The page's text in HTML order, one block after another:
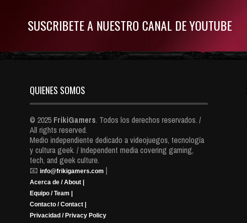
SUSCRIBETE A NUESTRO CANAL DE YOUTUBE
QUIENES SOMOS
© 2025 FrikiGamers. Todos los derechos reservados. /
All rights reserved.
Medio independiente dedicado a videojuegos, tecnología
y cultura geek. / Independent media covering gaming,
tech, and geek culture.
📧 info@frikigamers.com |
Acerca de / About |
Equipo / Team |
Contacto / Contact |
Privacidad / Privacy Policy